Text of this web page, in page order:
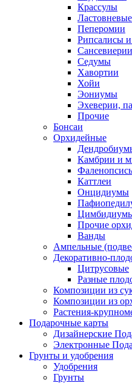
Крассулы
Пеперомии
Рипсалисы
Сансевиерии
Седумы
Хавортии
Хойи
Эониумы
Эхеверии,
Прочие
Бонсаи
Орхидейные
Камбрии и
Каттлеи
Онцидиумы
Прочие
Ванды
Ампельные
Декоративно-
Цитрусовые
Разные
Композиции из
Композиции из
Растения-
Подарочные карты
Дизайнерские
Электронные
Грунты и удобрения
Удобрения
Грунты